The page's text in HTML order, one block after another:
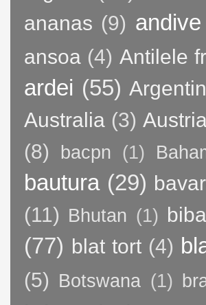
ananas (9) andive
ansoa (4) Antilele
ardei (55)
Australia (3)
(8) bacpn (1)
bautura (29)
(11) Bhutan (1)
(77) blat tort (4)
(5) Botswana (1)